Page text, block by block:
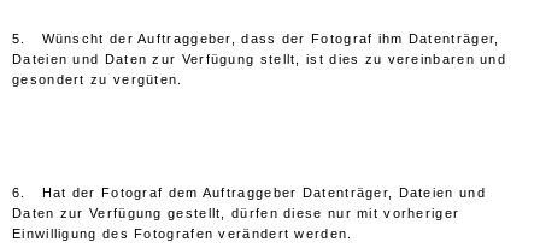
5. Wünscht der Auftraggeber, dass der Fotograf ihm Datenträger,
Dateien und Daten zur Verfügung stellt, ist dies zu vereinbaren und
gesondert zu vergüten.
6. Hat der Fotograf dem Auftraggeber Datenträger, Dateien und
Daten zur Verfügung gestellt, dürfen diese nur mit vorheriger
Einwilligung des Fotografen verändert werden.